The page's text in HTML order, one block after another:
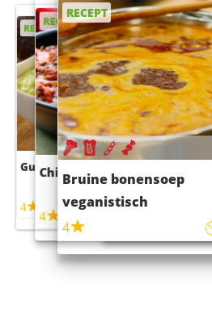
RECEPT
Guacamole
4
RECEPT
Chili con carne
4
RECEPT
Bruine bonensoep
veganistisch
4
RECEPT
Sushi rijstsalade
maaltijdsalade
RECEPT
4